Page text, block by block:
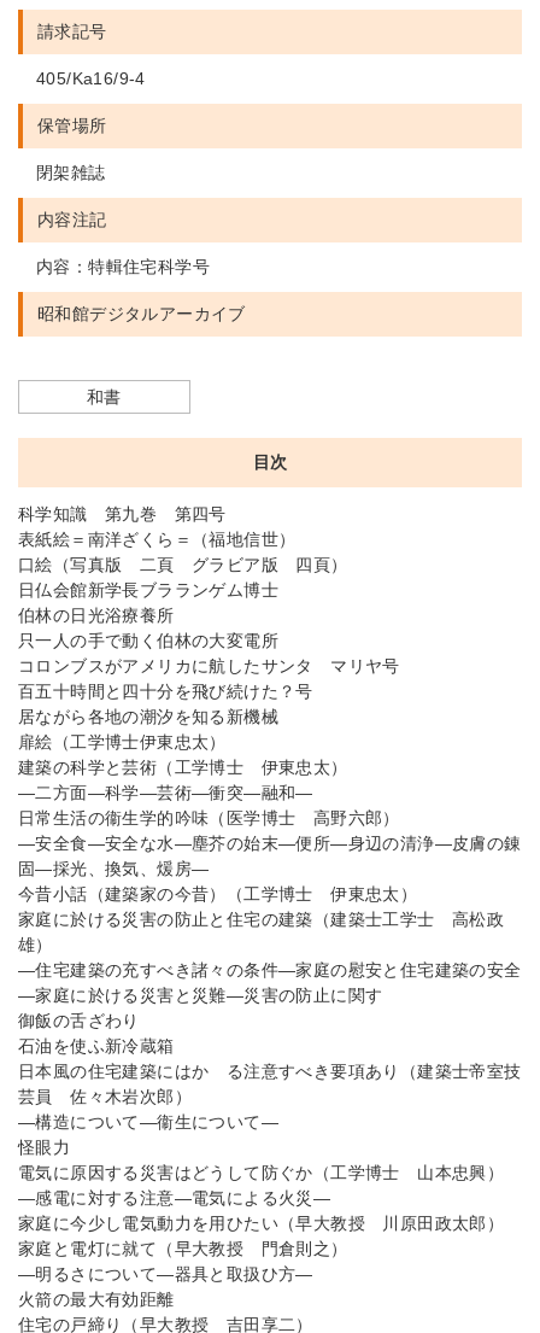
請求記号
405/Ka16/9-4
保管場所
閉架雑誌
内容注記
内容：特輯住宅科学号
昭和館デジタルアーカイブ
和書
目次
科学知識 第九巻 第四号
表紙絵＝南洋ざくら＝（福地信世）
口絵（写真版 二頁 グラビア版 四頁）
日仏会館新学長ブラランゲム博士
伯林の日光浴療養所
只一人の手で動く伯林の大変電所
コロンブスがアメリカに航したサンタ マリヤ号
百五十時間と四十分を飛び続けた？号
居ながら各地の潮汐を知る新機械
扉絵（工学博士伊東忠太）
建築の科学と芸術（工学博士 伊東忠太）
―二方面―科学―芸術―衝突―融和―
日常生活の衞生学的吟味（医学博士 高野六郎）
―安全食―安全な水―塵芥の始末―便所―身辺の清浄―皮膚の錬
固―採光、換気、煖房―
今昔小話（建築家の今昔）（工学博士 伊東忠太）
家庭に於ける災害の防止と住宅の建築（建築士工学士 高松政
雄）
―住宅建築の充すべき諸々の条件―家庭の慰安と住宅建築の安全
―家庭に於ける災害と災難―災害の防止に関す
御飯の舌ざわり
石油を使ふ新冷蔵箱
日本風の住宅建築にはかゝる注意すべき要項あり（建築士帝室技
芸員 佐々木岩次郎）
―構造について―衞生について―
怪眼力
電気に原因する災害はどうして防ぐか（工学博士 山本忠興）
―感電に対する注意―電気による火災―
家庭に今少し電気動力を用ひたい（早大教授 川原田政太郎）
家庭と電灯に就て（早大教授 門倉則之）
―明るさについて―器具と取扱ひ方―
火箭の最大有効距離
住宅の戸締り（早大教授 吉田享二）